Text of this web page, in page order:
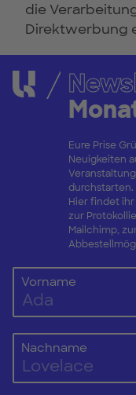
die
Direktwerbung
Eure Prise
Neuigkeiten
durchstarten.
Hier findet ihr
zur
Mailchimp,
Vorname
Nachname